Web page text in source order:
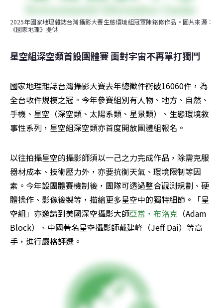
2025年國家地理雜誌台灣攝影大賽生態環境組冠軍陳銘修作品。圖片來源︰
《國家地理》提供
星空組深空類首設團體賽 面對宇宙不再單打獨鬥
國家地理雜誌台灣攝影大賽去年總徵件衝破16060件，為
全台收件規模之冠。今年參賽組別有人物、地方、自然、
手機、星空（深空類、太陽系類、星景類）、生態環境敘
事性系列，星空組深空類亦首度開放團體組報名。
以往拍攝星空的攝影師須以一己之力完成作品，除需克服
器材成本、技術壓力外，亦要抗衡天氣、環境限制等因
素。今年設團體賽機制後，團隊可透過整合觀測規劃、硬
體操作、影像後製等，描繪更多星空中的獨特細節。「星
空組」亦邀請到美國深空攝影大師亞當‧布洛克 （Adam
Block）、中國著名星空攝影師戴建峰（Jeff Dai）等高
手，進行嚴格評選。